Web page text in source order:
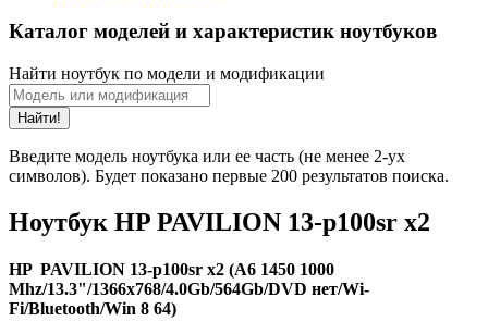
Каталог моделей и характеристик ноутбуков
Найти ноутбук по модели и модификации
Найти!
Введите модель ноутбука или ее часть (не менее 2-ух
символов). Будет показано первые 200 результатов поиска.
Ноутбук HP PAVILION 13-p100sr x2
HP PAVILION 13-p100sr x2 (A6 1450 1000
Mhz/13.3"/1366x768/4.0Gb/564Gb/DVD нет/Wi-
Fi/Bluetooth/Win 8 64)